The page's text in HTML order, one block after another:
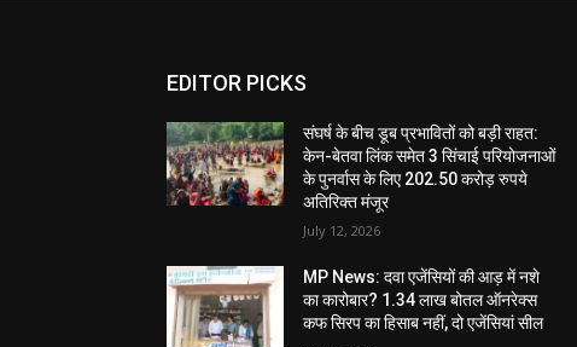
EDITOR PICKS
संघर्ष के बीच डूब प्रभावितों को बड़ी राहत:
केन-बेतवा लिंक समेत 3 सिंचाई परियोजनाओं
के पुनर्वास के लिए 202.50 करोड़ रुपये
अतिरिक्त मंजूर
July 12, 2026
MP News: दवा एजेंसियों की आड़ में नशे
का कारोबार? 1.34 लाख बोतल ऑनरेक्स
कफ सिरप का हिसाब नहीं, दो एजेंसियां सील